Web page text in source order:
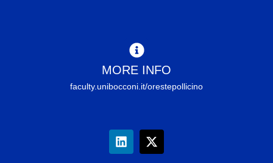
MORE INFO
faculty.unibocconi.it/orestepollicino